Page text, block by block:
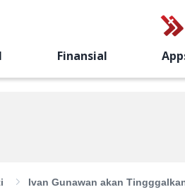
Finansial
Ivan Gunawan akan